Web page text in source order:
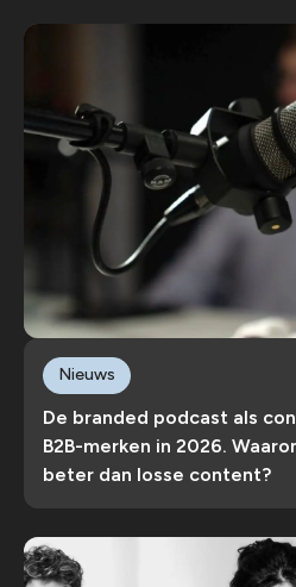
De branded podcast als
B2B-merken in 2026.
beter dan losse content?
Nieuws